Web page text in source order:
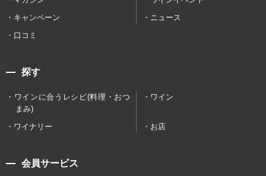
キャンペーン
ニュース
口コミ
探す
ワインに合うレシピ(料理・おつ
まみ)
ワイン
ワイナリー お店
会員サービス